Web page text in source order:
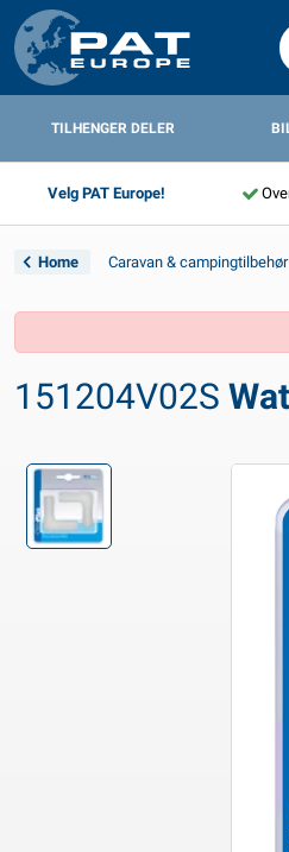
TILHENGER DELER
Velg PAT Europe!
Home Caravan & campingtilbehør
151204V02S